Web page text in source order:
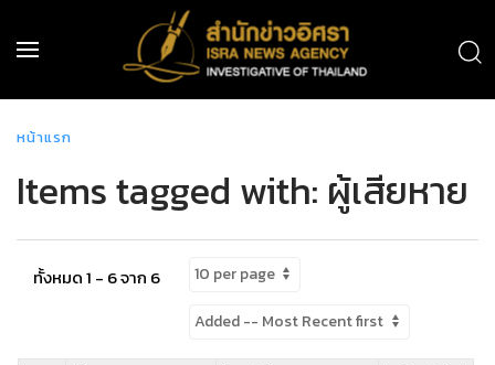
หน้าแรก
Items tagged with: ผู้เสียหาย
ทั้งหมด 1 - 6 จาก 6